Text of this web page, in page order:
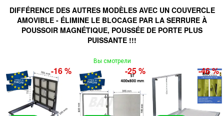
DIFFÉRENCE DES AUTRES MODÈLES AVEC UN COUVERCLE
AMOVIBLE - ÉLIMINE LE BLOCAGE PAR LA SERRURE À
POUSSOIR MAGNÉTIQUE, POUSSÉE DE PORTE PLUS
PUISSANTE !!!
Вы смотрели
-16 % -25 % -46 %